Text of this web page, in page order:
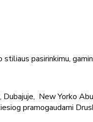
pasirinkimu,
New Yorko
pramogaudami